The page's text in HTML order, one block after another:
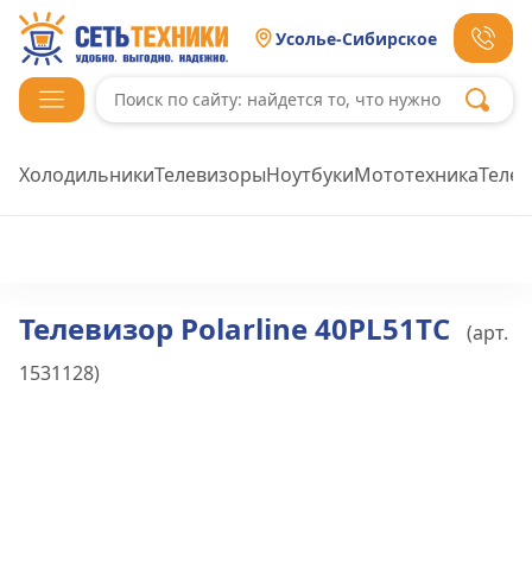
Усолье-Сибирское
ХолодильникиТелевизорыНоутбукиМототехника
Телевизор Polarline 40PL51TC
(арт.
1531128)